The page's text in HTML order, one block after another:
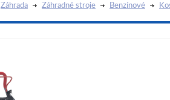
Záhrada Záhradné stroje Benzínové